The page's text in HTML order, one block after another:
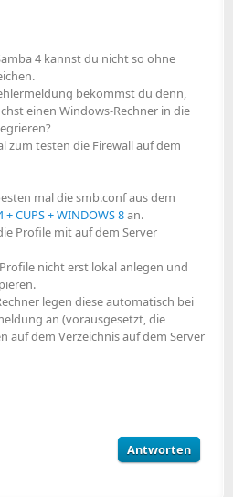
4 kannst du nicht so ohne
bekommst du denn,
einen Windows-Rechner in die
zum testen die Firewall auf dem
mal die smb.conf aus dem
+ CUPS + WINDOWS 8an.
Profile mit auf dem Server
nicht erst lokal anlegen und
legen diese automatisch bei
an (vorausgesetzt, die
auf dem Verzeichnis auf dem Server
Antworten